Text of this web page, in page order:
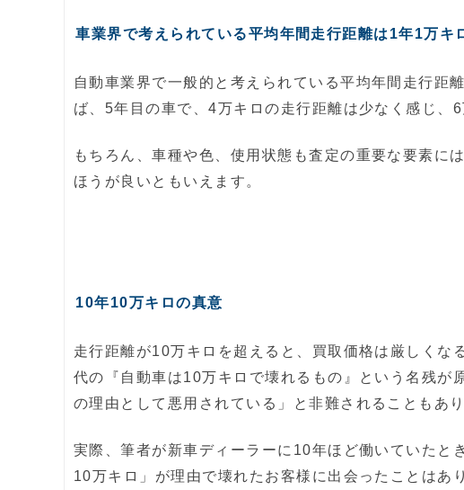
車業界で考えられている平均年間走行距離は1年1万キ
自動車業界で一般的と考えられている平均年間走行距
ば、5年目の車で、4万キロの走行距離は少なく感じ、
もちろん、車種や色、使用状態も査定の重要な要素に
ほうが良いともいえます。
10年10万キロの真意
走行距離が10万キロを超えると、買取価格は厳しく
代の『自動車は10万キロで壊れるもの』という名残が
の理由として悪用されている」と非難されることもあり
実際、筆者が新車ディーラーに10年ほど働いていたと
10万キロ」が理由で壊れたお客様に出会ったことはあ